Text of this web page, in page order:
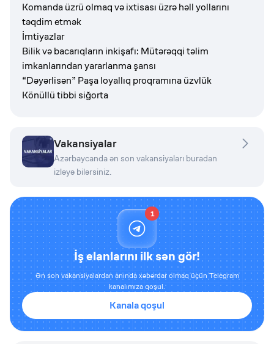
Komanda üzrü olmaq və ixtisası üzrə həll yollarını
təqdim etmək
İmtiyazlar
Bilik və bacarıqların inkişafı: Mütərəqqi təlim
imkanlarından yararlanma şansı
“Dəyərlisən” Paşa loyallıq proqramına üzvlük
Könüllü tibbi siğorta
Vakansiyalar
Azərbaycanda ən son vakansiyaları buradan
izləyə bilərsiniz.
1
İş elanlarını ilk sən gör!
Ən son vakansiyalardan anında xəbərdar olmaq üçün Telegram
kanalımıza qoşul.
Kanala qoşul